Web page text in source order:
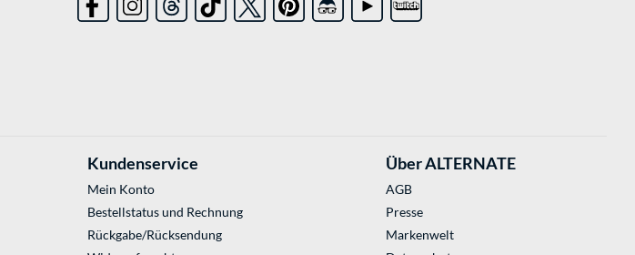
Kundenservice
Mein Konto
Bestellstatus und Rechnung
Rückgabe/Rücksendung
Über ALTERNATE
AGB
Presse
Markenwelt